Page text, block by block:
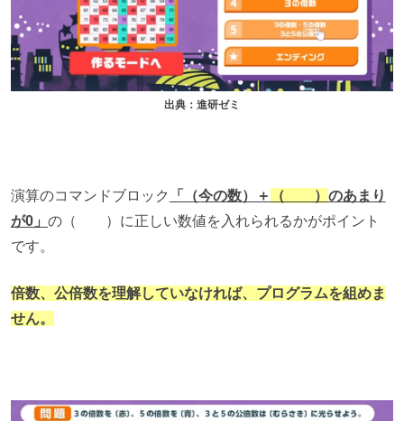
出典：進研ゼミ
演算のコマンドブロック 「（今の数）＋ （ ） のあまり
が0」 の（ ）に正しい数値を入れられるかがポイント
です。
倍数、公倍数を理解していなければ、プログラムを組めま
せん。